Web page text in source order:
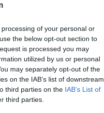
of your personal or
the below opt-out section to
is processed you may
utilized by us or personal
may separately opt-out of the
on the IAB’s list of downstream
third parties on the IAB’s List of
third parties.
16:15